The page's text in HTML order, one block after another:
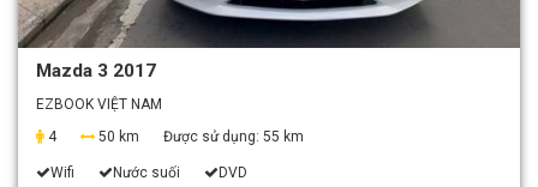
Mazda 3 2017
EZBOOK VIỆT NAM
4
50 km Được sử dụng: 55 km
Wifi Nước suối DVD